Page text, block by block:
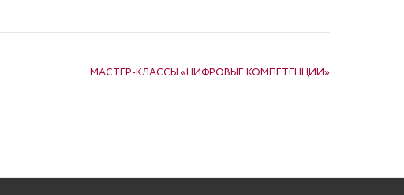
МАСТЕР-КЛАССЫ «ЦИФРОВЫЕ КОМПЕТЕНЦИИ»